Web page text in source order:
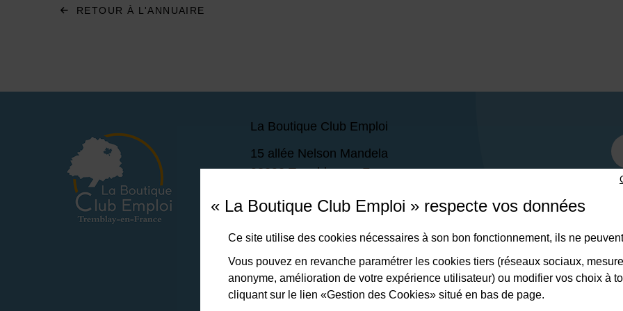
« La Boutique Club Emploi » respecte vos données
Ce site utilise des cookies nécessaires à son bon fonctionnement, ils ne
Vous pouvez en revanche paramétrer les cookies tiers (réseaux sociaux,
anonyme, amélioration de votre expérience utilisateur) ou modifier vos choix à
cliquant sur le lien «Gestion des Cookies» situé en bas de page.
RETOUR À L'ANNUAIRE
La Boutique Club Emploi
15 allée Nelson Mandela
93290 Tremblay-en-France
Lundi - Jeudi : 09h-12h30 / 13h30-17h
01 49 63 47 30
NOUS CONTACTER